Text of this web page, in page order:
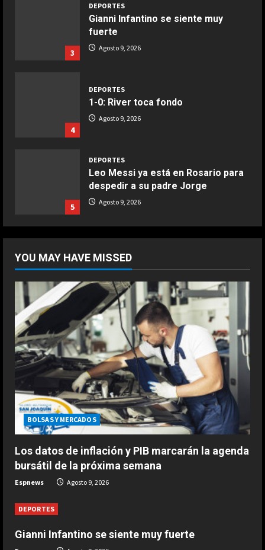
COCINA
aire
Buñuelos de alcachofas
5
COCINA
Ternera guisada con senderuelas
3
DEPORTES
Gianni Infantino se siente muy
fuerte
Agosto 9, 2026
4
DEPORTES
1-0: River toca fondo
Agosto 9, 2026
5
DEPORTES
Leo Messi ya está en Rosario para
despedir a su padre Jorge
Agosto 9, 2026
1
tristeza; yo perdí a mi padre y el
dolor es inexplicable”
Agosto 9, 2026
2
DEPORTES
“Comimos con Pep en Barcelona,
estuvo tentado, incluso escribió la
alineación en un papel”
Agosto 9, 2026
3
DEPORTES
Gianni Infantino se siente muy
fuerte
Agosto 9, 2026
1-0: River toca fondo
YOU MAY HAVE MISSED
BOLSAS Y MERCADOS
Los datos de inflación y PIB marcarán la agenda
bursátil de la próxima semana
Espnews Agosto 9, 2026
DEPORTES
Gianni Infantino se siente muy fuerte